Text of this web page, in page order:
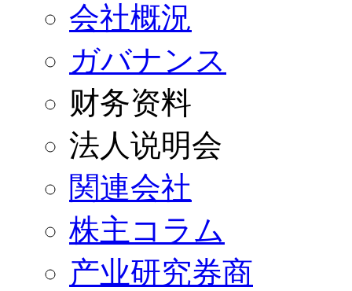
会社概況
ガバナンス
财务资料
法人说明会
関連会社
株主コラム
产业研究券商